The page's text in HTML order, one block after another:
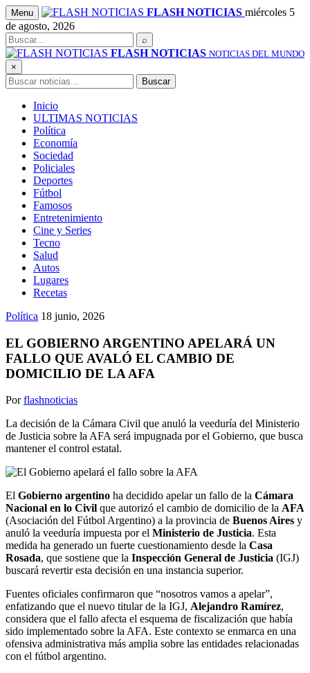
Saltar
al
contenido
Menu FLASH NOTICIAS miércoles 5
de agosto, 2026
Buscar
⌕
FLASH NOTICIAS NOTICIAS DEL MUNDO
×
Buscar Buscar
Inicio
ULTIMAS NOTICIAS
Política
Economía
Sociedad
Policiales
Deportes
Fútbol
Famosos
Entretenimiento
Cine y Series
Tecno
Salud
Autos
Lugares
Recetas
Política 18 junio, 2026
EL GOBIERNO ARGENTINO APELARÁ UN
FALLO QUE AVALÓ EL CAMBIO DE
DOMICILIO DE LA AFA
Porflashnoticias
La decisión de la Cámara Civil que anuló la veeduría del Ministerio
de Justicia sobre la AFA será impugnada por el Gobierno, que busca
mantener el control estatal.
El Gobierno argentino ha decidido apelar un fallo de la Cámara
Nacional en lo Civil que autorizó el cambio de domicilio de la AFA
(Asociación del Fútbol Argentino) a la provincia de Buenos Aires y
anuló la veeduría impuesta por el Ministerio de Justicia. Esta
medida ha generado un fuerte cuestionamiento desde la Casa
Rosada, que sostiene que la Inspección General de Justicia (IGJ)
buscará revertir esta decisión en una instancia superior.
Fuentes oficiales confirmaron que “nosotros vamos a apelar”,
enfatizando que el nuevo titular de la IGJ, Alejandro Ramírez,
considera que el fallo afecta el esquema de fiscalización que había
sido implementado sobre la AFA. Este contexto se enmarca en una
ofensiva administrativa más amplia sobre las entidades relacionadas
con el fútbol argentino.